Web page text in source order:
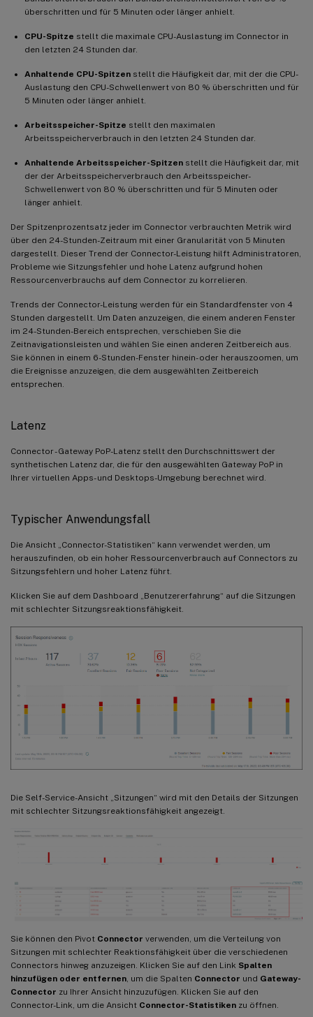
überschritten und für 5 Minuten oder länger anhielt.
CPU-Spitze stellt die maximale CPU-Auslastung im Connector in
den letzten 24 Stunden dar.
Anhaltende CPU-Spitzen stellt die Häufigkeit dar, mit der die CPU-
Auslastung den CPU-Schwellenwert von 80 % überschritten und für
5 Minuten oder länger anhielt.
Arbeitsspeicher-Spitze stellt den maximalen
Arbeitsspeicherverbrauch in den letzten 24 Stunden dar.
Anhaltende Arbeitsspeicher-Spitzen stellt die Häufigkeit dar, mit
der der Arbeitsspeicherverbrauch den Arbeitsspeicher-
Schwellenwert von 80 % überschritten und für 5 Minuten oder
länger anhielt.
Der Spitzenprozentsatz jeder im Connector verbrauchten Metrik wird
über den 24-Stunden-Zeitraum mit einer Granularität von 5 Minuten
dargestellt. Dieser Trend der Connector-Leistung hilft Administratoren,
Probleme wie Sitzungsfehler und hohe Latenz aufgrund hohen
Ressourcenverbrauchs auf dem Connector zu korrelieren.
Trends der Connector-Leistung werden für ein Standardfenster von 4
Stunden dargestellt. Um Daten anzuzeigen, die einem anderen Fenster
im 24-Stunden-Bereich entsprechen, verschieben Sie die
Zeitnavigationsleisten und wählen Sie einen anderen Zeitbereich aus.
Sie können in einem 6-Stunden-Fenster hinein- oder herauszoomen, um
die Ereignisse anzuzeigen, die dem ausgewählten Zeitbereich
entsprechen.
Latenz
Connector - Gateway PoP-Latenz stellt den Durchschnittswert der
synthetischen Latenz dar, die für den ausgewählten Gateway PoP in
Ihrer virtuellen Apps- und Desktops-Umgebung berechnet wird.
Typischer Anwendungsfall
Die Ansicht „Connector-Statistiken“ kann verwendet werden, um
herauszufinden, ob ein hoher Ressourcenverbrauch auf Connectors zu
Sitzungsfehlern und hoher Latenz führt.
Klicken Sie auf dem Dashboard „Benutzererfahrung“ auf die Sitzungen
mit schlechter Sitzungsreaktionsfähigkeit.
Die Self-Service-Ansicht „Sitzungen“ wird mit den Details der Sitzungen
mit schlechter Sitzungsreaktionsfähigkeit angezeigt.
Sie können den Pivot Connector verwenden, um die Verteilung von
Sitzungen mit schlechter Reaktionsfähigkeit über die verschiedenen
Connectors hinweg anzuzeigen. Klicken Sie auf den Link Spalten
hinzufügen oder entfernen, um die Spalten Connector und Gateway-
Connector zu Ihrer Ansicht hinzuzufügen. Klicken Sie auf den
Connector-Link, um die Ansicht Connector-Statistiken zu öffnen.